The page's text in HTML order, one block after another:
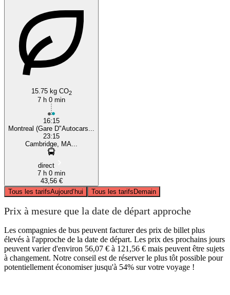
15.75 kg CO2
7 h 0 min
16:15
Montreal (Gare D"Autocars...
23:15
Cambridge, MA...
direct
7 h 0 min
43,56 €
Tous les tarifsAujourd’hui Tous les tarifsDemain
Prix à mesure que la date de départ approche
Les compagnies de bus peuvent facturer des prix de billet plus
élevés à l'approche de la date de départ. Les prix des prochains jours
peuvent varier d'environ 56,07 € à 121,56 € mais peuvent être sujets
à changement. Notre conseil est de réserver le plus tôt possible pour
potentiellement économiser jusqu'à 54% sur votre voyage !